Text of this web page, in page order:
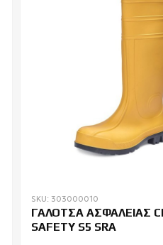
SKU: 303000010
ΓΑΛΟΤΣΑ ΑΣΦΑΛΕΙΑΣ
SAFETY S5 SRA